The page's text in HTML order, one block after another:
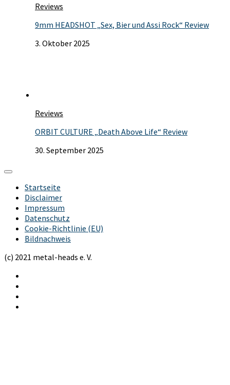
Reviews
9mm HEADSHOT „Sex, Bier und Assi Rock“ Review
3. Oktober 2025
Reviews
ORBIT CULTURE „Death Above Life“ Review
30. September 2025
Startseite
Disclaimer
Impressum
Datenschutz
Cookie-Richtlinie (EU)
Bildnachweis
(c) 2021 metal-heads e. V.